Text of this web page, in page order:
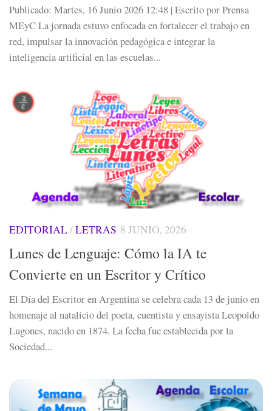
Publicado: Martes, 16 Junio 2026 12:48 | Escrito por Prensa
MEyC La jornada estuvo enfocada en fortalecer el trabajo en
red, impulsar la innovación pedagógica e integrar la
inteligencia artificial en las escuelas...
EDITORIAL/LETRAS 8 JUNIO, 2026
Lunes de Lenguaje: Cómo la IA te
Convierte en un Escritor y Crítico
El Día del Escritor en Argentina se celebra cada 13 de junio en
homenaje al natalicio del poeta, cuentista y ensayista Leopoldo
Lugones, nacido en 1874. La fecha fue establecida por la
Sociedad...